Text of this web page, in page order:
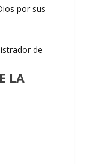
por sus
de
LA